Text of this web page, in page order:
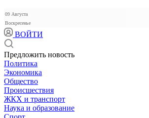
09 Августа
Воскресенье
ВОЙТИ
Предложить новость
Политика
Экономика
Общество
Происшествия
ЖКХ и транспорт
Наука и образование